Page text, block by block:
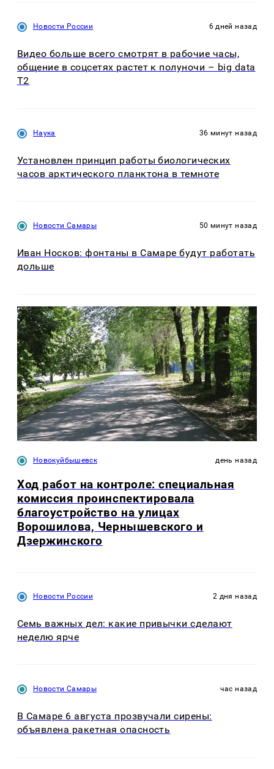
Новости России 6 дней назад
Видео больше всего смотрят в рабочие часы,
общение в соцсетях растет к полуночи – big data
T2
Наука 36 минут назад
Установлен принцип работы биологических
часов арктического планктона в темноте
Новости Самары 50 минут назад
Иван Носков: фонтаны в Самаре будут работать
дольше
Новокуйбышевск день назад
Ход работ на контроле: специальная
комиссия проинспектировала
благоустройство на улицах
Ворошилова, Чернышевского и
Дзержинского
Новости России 2 дня назад
Семь важных дел: какие привычки сделают
неделю ярче
Новости Самары час назад
В Самаре 6 августа прозвучали сирены:
объявлена ракетная опасность